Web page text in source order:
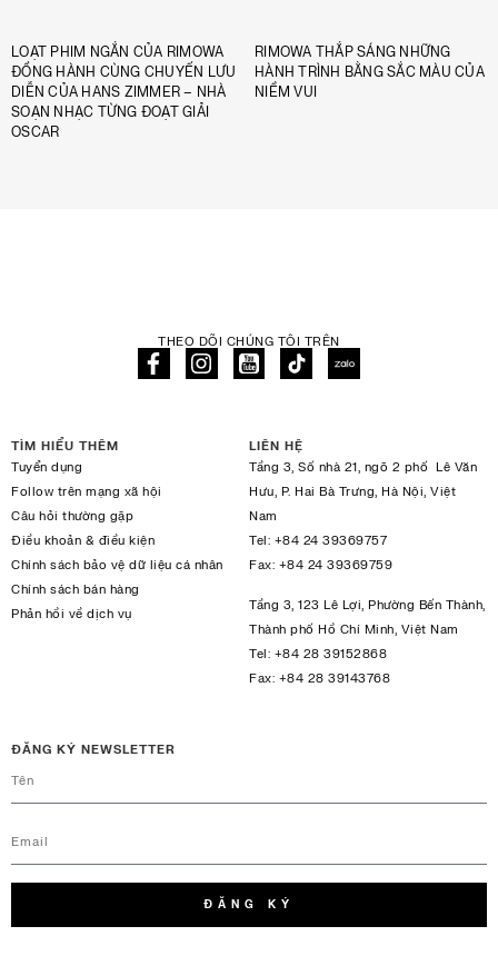
LOẠT PHIM NGẮN CỦA RIMOWA
ĐỒNG HÀNH CÙNG CHUYẾN LƯU
DIỄN CỦA HANS ZIMMER – NHÀ
SOẠN NHẠC TỪNG ĐOẠT GIẢI
OSCAR
RIMOWA THẮP SÁNG NHỮNG
HÀNH TRÌNH BẰNG SẮC MÀU CỦA
NIỀM VUI
THEO DÕI CHÚNG TÔI TRÊN
TÌM HIỂU THÊM
Tuyển dụng
Follow trên mạng xã hội
Câu hỏi thường gặp
Điều khoản & điều kiện
Chính sách bảo vệ dữ liệu cá nhân
Chính sách bán hàng
Phản hồi về dịch vụ
LIÊN HỆ
Tầng 3, Số nhà 21, ngõ 2 phố Lê Văn
Hưu, P. Hai Bà Trưng, Hà Nội, Việt
Nam
Tel: +84 24 39369757
Fax: +84 24 39369759
Tầng 3, 123 Lê Lợi, Phường Bến Thành,
Thành phố Hồ Chí Minh, Việt Nam
Tel: +84 28 39152868
Fax: +84 28 39143768
ĐĂNG KÝ NEWSLETTER
ĐĂNG KÝ